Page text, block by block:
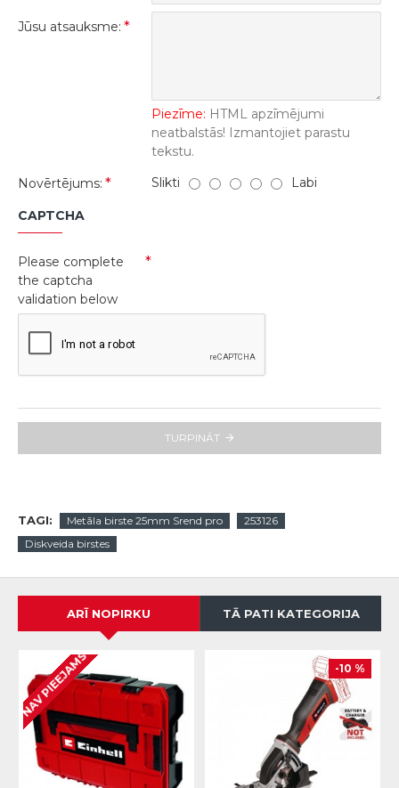
Jūsu atsauksme:
Piezīme: HTML apzīmējumi
neatbalstās! Izmantojiet parastu
tekstu.
Novērtējums:
Slikti Labi
CAPTCHA
Please complete
the captcha
validation below
TURPINĀT
TAGI: Metāla birste 25mm Srend pro
253126
Diskveida birstes
ARĪ NOPIRKU TĀ PATI KATEGORIJA
NAV PIEEJAMS -10 %